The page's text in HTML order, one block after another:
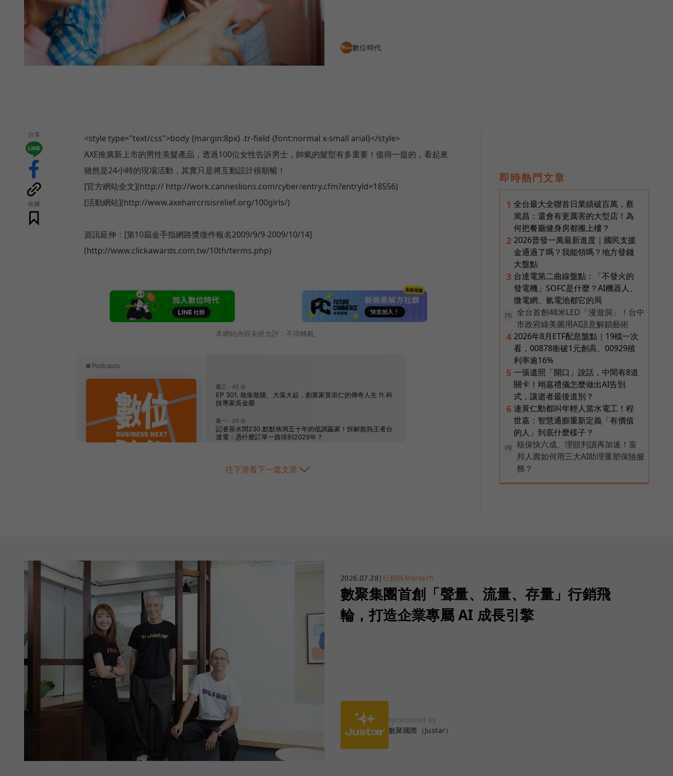
數位時代
分享
收藏
<style type="text/css">body {margin:8px} .tr-field {font:normal x-small arial}</style>
AXE推廣新上市的男性美髮產品，透過100位女性告訴男士，帥氣的髮型有多重要！值得一提的，看起來
雖然是24小時的現場活動，其實只是將互動設計很順暢！
[官方網站全文](http:// http://work.canneslions.com/cyber/entry.cfm?entryid=18556)
[活動網站](http://www.axehaircrisisrelief.org/100girls/)
資訊延伸：[第10屆金手指網路獎徵件報名2009/9/9-2009/10/14]
(http://www.clickawards.com.tw/10th/terms.php)
本網站內容未經允許，不得轉載。
往下滑看下一篇文章
即時熱門文章
1 全台最大全聯首日業績破百萬，蔡
篤昌：還會有更厲害的大型店！為
何把餐廳健身房都搬上樓？
2 2026普發一萬最新進度｜國民支援
金通過了嗎？我能領嗎？地方發錢
大盤點
3 台達電第二曲線盤點：「不發火的
發電機」SOFC是什麼？AI機器人、
微電網、氫電池都它的局
PR
全台首創48米LED「漫遊洞」！台中
市政府綠美圖用AI語意解鎖藝術
4 2026年8月ETF配息盤點｜19檔一次
看，00878衝破1元創高、00929殖
利率逾16%
5 一張遺照「開口」說話，中間有8道
關卡！翊嘉禮儀怎麼做出AI告別
式，讓逝者最後道別？
6 連黃仁勳都叫年輕人當水電工！程
世嘉：智慧通膨重新定義「有價值
的人」到底什麼樣子？
PR
核保快六成、理賠判讀再加速！富
邦人壽如何用三大AI助理重塑保險服
務？
2026.07.28 |行銷與Martech
數聚集團首創「聲量、流量、存量」行銷飛
輪，打造企業專屬 AI 成長引擎
sponsored by
數聚國際（Justar）